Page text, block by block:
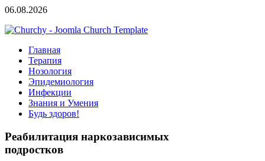
06.08.2026
Главная
Терапия
Нозология
Эпидемиология
Инфекции
Знания и Умения
Будь здоров!
Реабилитация наркозависимых
подростков